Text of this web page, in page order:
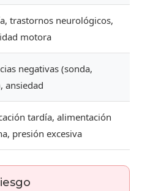
trastornos neurológicos,
motora
negativas (sonda,
ansiedad
tardía, alimentación
presión excesiva